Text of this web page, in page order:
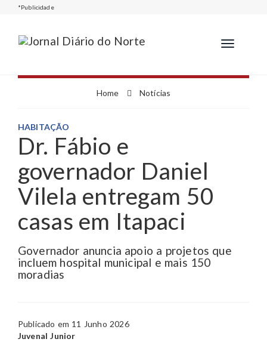
*Publicidade
Toggle
Home Notícias
HABITAÇÃO
Dr. Fábio e
governador Daniel
Vilela entregam 50
casas em Itapaci
Governador anuncia apoio a projetos que
incluem hospital municipal e mais 150
moradias
Publicado em 11 Junho 2026
Juvenal Junior